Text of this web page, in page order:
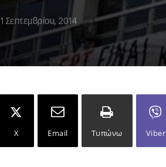
1 Σεπτεμβρίου, 2014
X Email Τυπώνω Viber